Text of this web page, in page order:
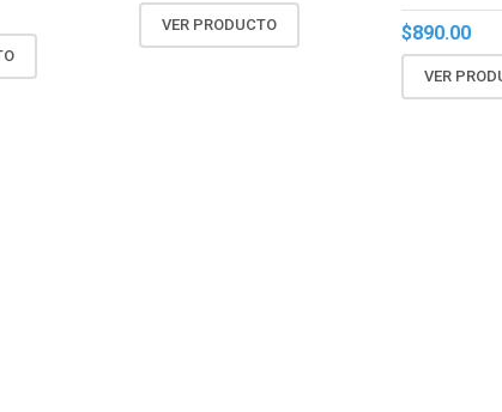
VER PRODUCTO $890.00
VER